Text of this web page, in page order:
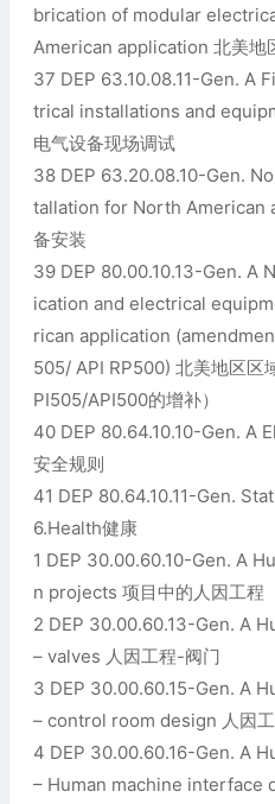
brication of modular
American application 北美地
37 DEP 63.10.08.11-Gen. A
trical installations and
电气设备现场调试
38 DEP 63.20.08.10-Gen.
tallation for North American
备安装
39 DEP 80.00.10.13-Gen. A
ication and electrical
rican application
505/ API RP500) 北美地区区
PI505/API500的增补）
40 DEP 80.64.10.10-Gen. A
安全规则
41 DEP 80.64.10.11-Gen.
6.Health健康
1 DEP 30.00.60.10-Gen. A
n projects 项目中的人因工程
2 DEP 30.00.60.13-Gen. A
– valves 人因工程-阀门
3 DEP 30.00.60.15-Gen. A
– control room design 人因
4 DEP 30.00.60.16-Gen. A
– Human machine interface